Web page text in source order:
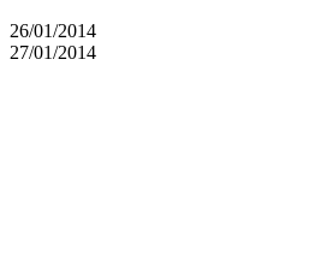
26/01/2014
27/01/2014